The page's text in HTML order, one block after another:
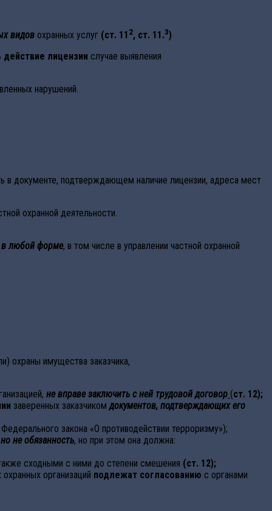
видов охранных услуг (ст. 11 2, ст. 11.3)
действие лицензии случае выявления
нарушений.
в документе, подтверждающем наличие лицензии, адреса мест
охранной деятельности.
в любой форме, в том числе в управлении частной охранной
охраны имущества заказчика,
не вправе заключить с ней трудовой договор (ст. 12);
заверенных заказчикомдокументов, подтверждающих его
закона «О противодействии терроризму»);
не обязанность, но при этом она должна:
сходными с ними до степени смешения (ст. 12);
охранных организаций подлежат согласованию с органами